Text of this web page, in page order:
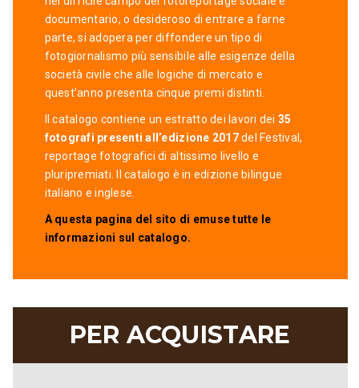
documentario, o desideroso di entrare a farne
parte, si adopera per diffondere un tipo di
fotogiornalismo più sensibile alle esigenze della
società civile che alle logiche di mercato e
quest’anno presenta cinque premi distinti.
Il catalogo contiene un estratto dei lavori dei 35
fotografi presenti all’edizione 2017del Festival,
reportage fotografici di altissimo livello e
pluripremiati. Il catalogo è in edizione bilingue
italiano e inglese.
A questa pagina del sito di emuse tutte le
informazioni sul catalogo.
PER ACQUISTARE